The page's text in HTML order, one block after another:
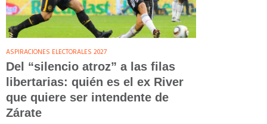
ASPIRACIONES ELECTORALES 2027
Del “silencio atroz” a las filas
libertarias: quién es el ex River
que quiere ser intendente de
Zárate